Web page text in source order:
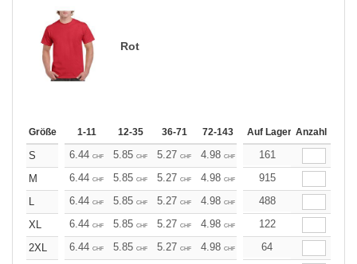
Rot
Größe 1-11 12-35 36-71 72-143 144-287 288 +
Auf Lager Anzahl
S 6.44 CHF 5.85 CHF 5.27 CHF 4.98 CHF 4.68CHF
161
M
6.44 CHF 5.85 CHF 5.27 CHF 4.98 CHF 4.68 CHF
915
L
6.44 CHF 5.85 CHF 5.27 CHF 4.98 CHF 4.68CHF
488
XL
6.44 CHF 5.85 CHF 5.27 CHF 4.98 CHF 4.68CHF
122
2XL
6.44 CHF 5.85 CHF 5.27 CHF 4.98 CHF 4.68CHF
64